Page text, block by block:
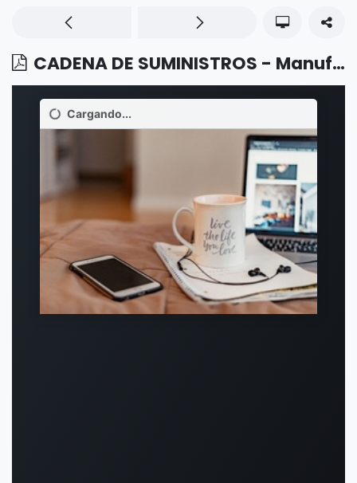
CADENA DE SUMINISTROS - Manufactura - Subcontratación básica